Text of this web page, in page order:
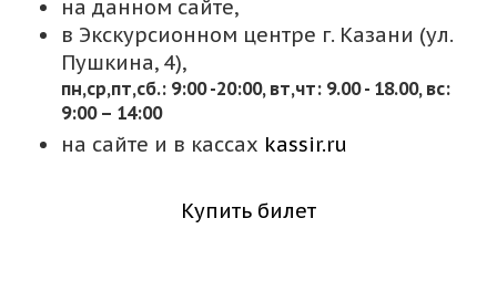
на данном сайте,
в Экскурсионном центре г. Казани (ул.
Пушкина, 4),
пн,cр,пт,сб.: 9:00 -20:00, вт,чт: 9.00 - 18.00, вс:
9:00 – 14:00
на сайте и в кассах kassir.ru
Купить билет